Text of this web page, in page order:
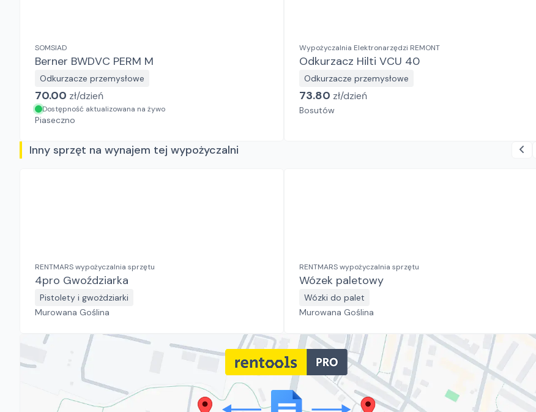
SOMSIAD
Berner BWDVC PERM M
Odkurzacze przemysłowe
70.00 zł/dzień
Dostępność aktualizowana na żywo
Piaseczno
Wypożyczalnia Elektronarzędzi REMONT
Odkurzacz Hilti VCU 40
Odkurzacze przemysłowe
73.80 zł/dzień
Bosutów
Inny sprzęt na wynajem tej wypożyczalni
RENTMARS wypożyczalnia sprzętu
4pro Gwoździarka
Pistolety i gwożdziarki
Murowana Goślina
RENTMARS wypożyczalnia sprzętu
Wózek paletowy
Wózki do palet
Murowana Goślina